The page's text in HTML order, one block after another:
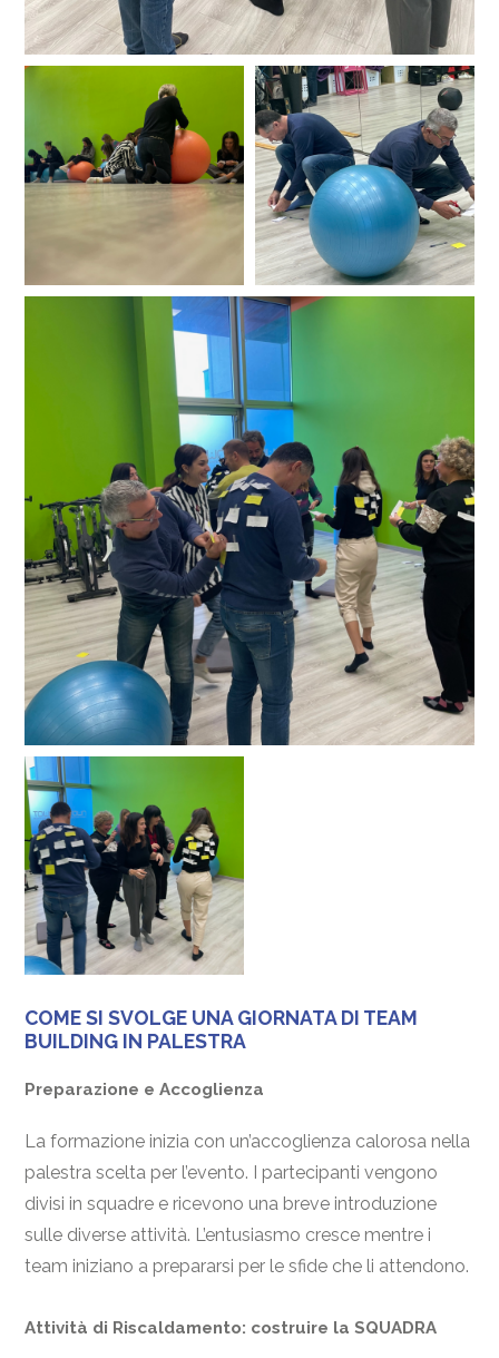
COME SI SVOLGE UNA GIORNATA DI TEAM
BUILDING IN PALESTRA
Preparazione e Accoglienza
La formazione inizia con un’accoglienza calorosa nella
palestra scelta per l’evento. I partecipanti vengono
divisi in squadre e ricevono una breve introduzione
sulle diverse attività. L’entusiasmo cresce mentre i
team iniziano a prepararsi per le sfide che li attendono.
Attività di Riscaldamento: costruire la SQUADRA